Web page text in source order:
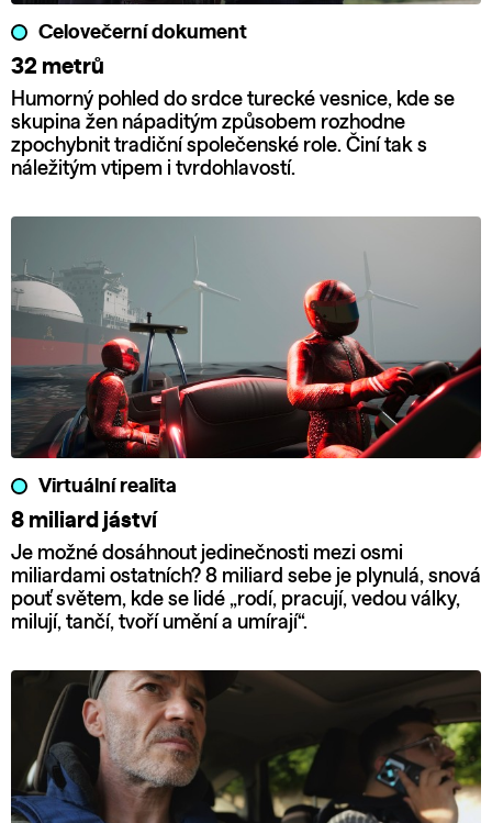
Celovečerní dokument
32 metrů
Humorný pohled do srdce turecké vesnice, kde se
skupina žen nápaditým způsobem rozhodne
zpochybnit tradiční společenské role. Činí tak s
náležitým vtipem i tvrdohlavostí.
Virtuální realita
8 miliard jáství
Je možné dosáhnout jedinečnosti mezi osmi
miliardami ostatních? 8 miliard sebe je plynulá, snová
pouť světem, kde se lidé „rodí, pracují, vedou války,
milují, tančí, tvoří umění a umírají“.